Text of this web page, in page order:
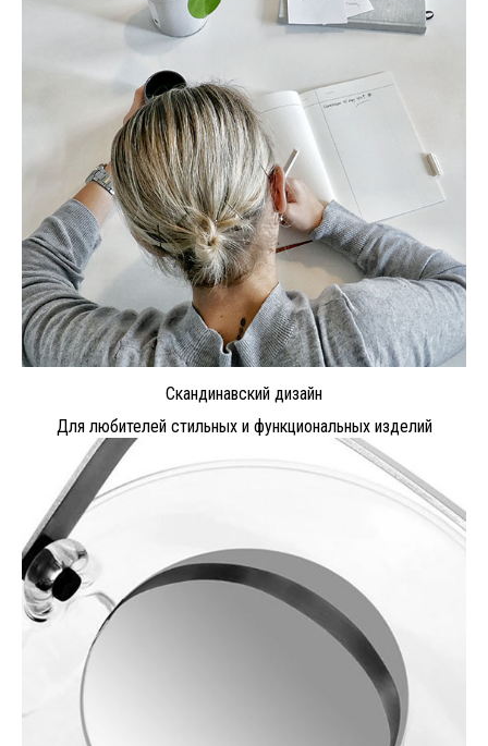
Скандинавский дизайн
Для любителей стильных и функциональных изделий